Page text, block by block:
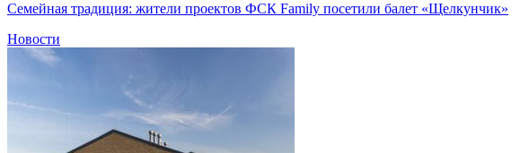
Семейная традиция: жители проектов ФСК Family посетили балет «Щелкунчик»
Новости